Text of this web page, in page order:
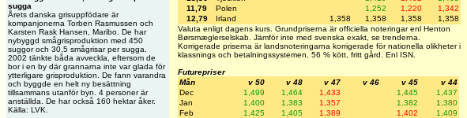
sugga
Årets danska grisuppfödare är
kompanjonerna Torben Rasmussen och
Karsten Rask Hansen, Maribo. De har
nybyggd smågrisproduktion med 450
suggor och 30,5 smågrisar per sugga.
2002 tänkte båda avveckla, eftersom de
bor i en by där grannarna inte var glada för
ytterligare grisproduktion. De fann varandra
och byggde en helt ny besättning
tillsammans utanför byn. 4 personer är
anställda. De har också 160 hektar åker.
Källa: LVK.
11,79
Polen 1,252 1,220
1,342
12,79
Irland 1,358 1,358 1,358
1,358
Valuta enligt dagens kurs. Grundpriserna är officiella noteringar enl Henton
Børsmæglerselskab. Jämför inte med svenska exakt, se trenderna.
Korrigerade priserna är landsnoteringarna korrigerade för nationella olikheter i
klassnings och betalningssystemen, 56 % kött, fritt gård. Enl ISN.
Futurepriser
Mån
v 50 v 48 v 47 v 46 v 45
v 44
Dec
1,499 1,464 1,433 1,445
1,437
Jan
1,400 1,383 1,357 1,382
1,380
Feb
1,425 1,405 1,389 1,402
1,409